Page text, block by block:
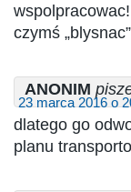
czymś „blysnac”
ANONIM
23 marca 2016 o
dlatego go
planu